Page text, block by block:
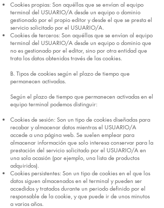
Cookies propias: Son aquéllas que se envían al equipo
terminal del USUARIO/A desde un equipo o dominio
gestionado por el propio editor y desde el que se presta el
servicio solicitado por el USUARIO/A.
Cookies de terceros: Son aquéllas que se envían al equipo
terminal del USUARIO/A desde un equipo o dominio que
no es gestionado por el editor, sino por otra entidad que
trata los datos obtenidos través de las cookies.
B. Tipos de cookies según el plazo de tiempo que
permanecen activadas.
Según el plazo de tiempo que permanecen activadas en el
equipo terminal podemos distinguir:
Cookies de sesión: Son un tipo de cookies diseñadas para
recabar y almacenar datos mientras el USUARIO/A
accede a una página web. Se suelen emplear para
almacenar información que solo interesa conservar para la
prestación del servicio solicitado por el USUARIO/A en
una sola ocasión (por ejemplo, una lista de productos
adquiridos).
Cookies persistentes: Son un tipo de cookies en el que los
datos siguen almacenados en el terminal y pueden ser
accedidos y tratados durante un periodo definido por el
responsable de la cookie, y que puede ir de unos minutos
a varios años.